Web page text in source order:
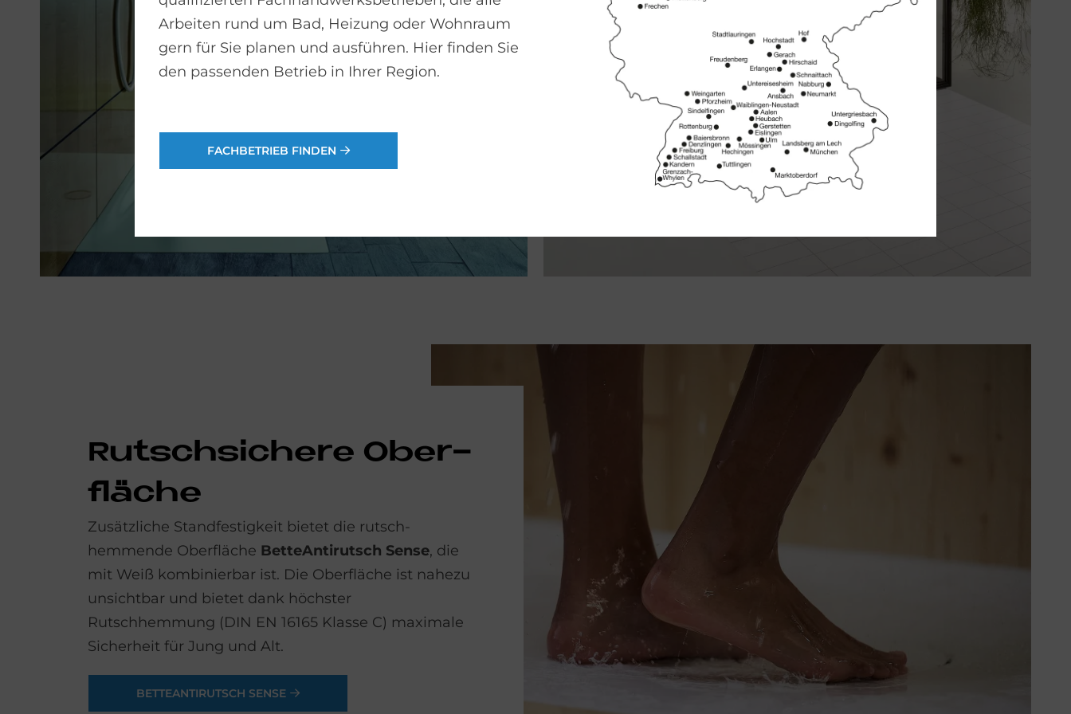
Rutsch­si­che­re Ober­
flä­che
Zusätzliche Standfestigkeit bietet die rutsch­
hemmende Oberfläche BetteAntirutsch Sense, die
mit Weiß kombinierbar ist. Die Oberfläche ist nahezu
unsichtbar und bietet dank höchster
Rutschhemmung (DIN EN 16165 Klasse C) maximale
Sicherheit für Jung und Alt.
BETTEANTIRUTSCH SENSE
Arbeiten rund um Bad, Heizung oder Wohnraum
gern für Sie planen und ausführen. Hier finden Sie
den passenden Betrieb in Ihrer Region.
FACHBETRIEB FINDEN